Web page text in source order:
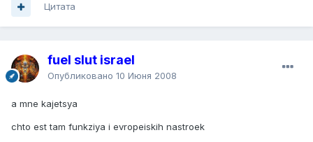
Цитата
fuel slut israel
Опубликовано 10 Июня 2008
a mne kajetsya
chto est tam funkziya i evropeiskih nastroek